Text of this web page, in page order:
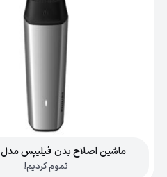
ماشین اصلاح بدن فیلیپس مدل BG5021
تموم کردیم!